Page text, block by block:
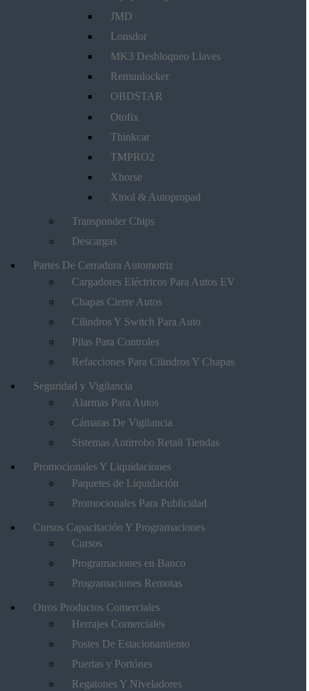
JMD
Lonsdor
MK3 Desbloqueo Llaves
Remunlocker
OBDSTAR
Otofix
Thinkcar
TMPRO2
Xhorse
Xtool & Autopropad
Transponder Chips
Descargas
Partes De Cerradura Automotriz
Cargadores Eléctricos Para Autos EV
Chapas Cierre Autos
Cilindros Y Switch Para Auto
Pilas Para Controles
Refacciones Para Cilindros Y Chapas
Seguridad y Vigilancia
Alarmas Para Autos
Cámaras De Vigilancia
Sistemas Antirrobo Retail Tiendas
Promocionales Y Liquidaciones
Paquetes de Liquidación
Promocionales Para Publicidad
Cursos Capacitación Y Programaciones
Cursos
Programaciones en Banco
Programaciones Remotas
Otros Productos Comerciales
Herrajes Comerciales
Postes De Estacionamiento
Puertas y Portónes
Regatones Y Niveladores